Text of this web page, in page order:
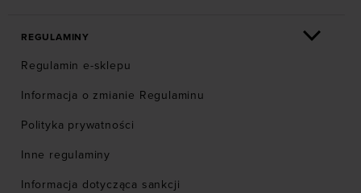
REGULAMINY
Regulamin e-sklepu
Informacja o zmianie Regulaminu
Polityka prywatności
Inne regulaminy
Informacja dotycząca sankcji